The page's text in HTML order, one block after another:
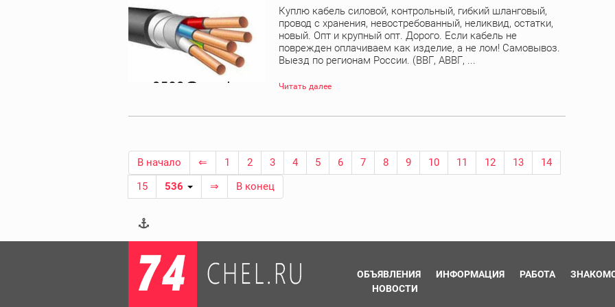
Куплю кабель силовой, контрольный, гибкий шланговый,
провод с хранения, невостребованный, неликвид, остатки,
новый. Опт и крупный опт. Дорого. Если кабель не
поврежден оплачиваем как изделие, а не лом! Самовывоз.
Выезд по регионам России. (ВВГ, АВВГ, ...
Читать далее
В начало ⇐ 1 2 3 4 5 6 7 8 9 10 11 12 13
14
15
536 ⇒ В конец
ОБЪЯВЛЕНИЯ ИНФОРМАЦИЯ РАБОТА
НОВОСТИ